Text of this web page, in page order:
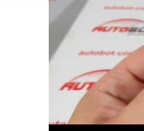
Passat
Phaeton
Phaeton